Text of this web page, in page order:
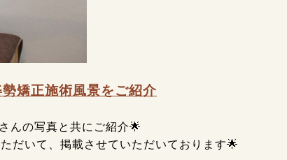
矯正施術風景をご紹介
んの写真と共にご紹介🌟
だいて、掲載させていただいております🌟